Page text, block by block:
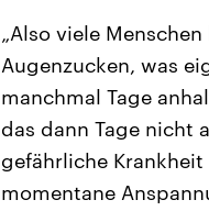
„Also viele
Augenzucken, was
manchmal Tage
das dann Tage nicht
gefährliche Krankheit
momentane